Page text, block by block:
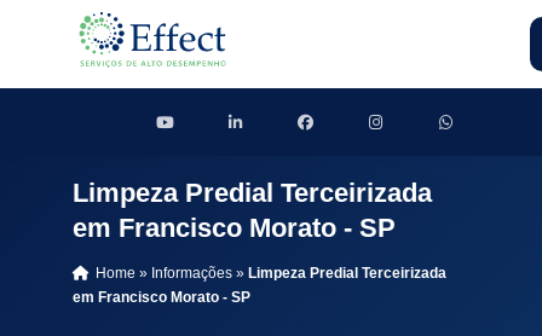
Limpeza Predial Terceirizada
em Francisco Morato - SP
Home » Informações » Limpeza Predial Terceirizada
em Francisco Morato - SP